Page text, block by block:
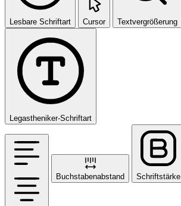
Lesbare Schriftart Cursor Textvergrößerung
Legastheniker-Schriftart
Buchstabenabstand Schriftstärke